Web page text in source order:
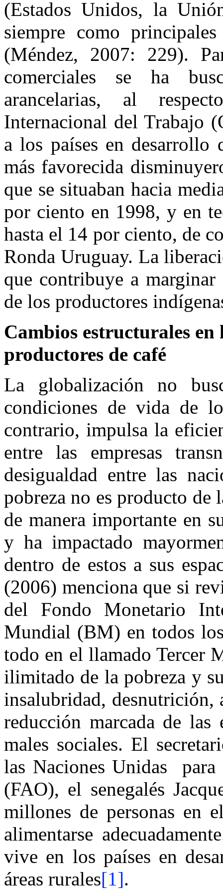
(Estados Unidos, la
siempre como
(Méndez, 2007: 229).
comerciales se ha
arancelarias, al
Internacional del Trabajo
a los países en
más favorecida
que se situaban hacia
por ciento en 1998, y en
hasta el 14 por ciento, de
Ronda Uruguay. La
que contribuye a marginar
de los productores
Cambios estructurales
productores de café
La globalización no
condiciones de vida de
contrario, impulsa la
entre las empresas
desigualdad entre las
pobreza no es producto
de manera importante en
y ha impactado
dentro de estos a sus
(2006) menciona que si
del Fondo Monetario
Mundial (BM) en todos
todo en el llamado Tercer
ilimitado de la pobreza y
insalubridad, desnutrición,
reducción marcada de
males sociales. El
las Naciones Unidas
(FAO), el senegalés
millones de personas en
alimentarse
vive en los países en
áreas rurales[1].